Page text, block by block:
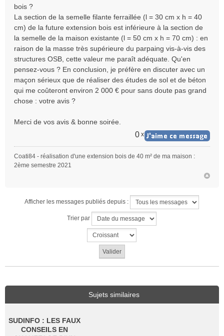
bois ?
La section de la semelle filante ferraillée (l = 30 cm x h = 40
cm) de la future extension bois est inférieure à la section de
la semelle de la maison existante (l = 50 cm x h = 70 cm) : en
raison de la masse très supérieure du parpaing vis-à-vis des
structures OSB, cette valeur me paraît adéquate. Qu'en
pensez-vous ? En conclusion, je préfère en discuter avec un
maçon sérieux que de réaliser des études de sol et de béton
qui me coûteront environ 2 000 € pour sans doute pas grand
chose : votre avis ?
Merci de vos avis & bonne soirée.
0 x
Coati84 - réalisation d'une extension bois de 40 m² de ma maison :
2ème semestre 2021
Afficher les messages publiés depuis :
Trier par
Sujets similaires
SUDINFO : LES FAUX
CONSEILS EN